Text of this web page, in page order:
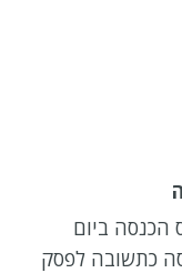
ביום
כתשובה לפסק